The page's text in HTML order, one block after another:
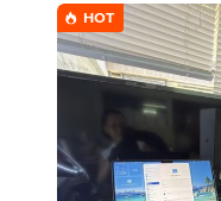
HOT